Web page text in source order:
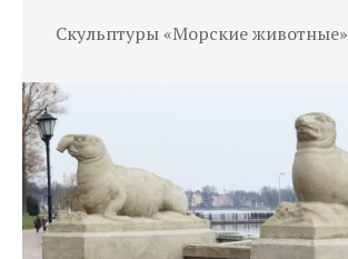
Скульптуры «Морские животные»